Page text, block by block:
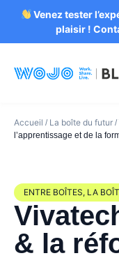
Venez tester
plaisir !
Accueil / La boîte du futur /
l’apprentissage et de la
ENTRE BOÎTES, LA
& la